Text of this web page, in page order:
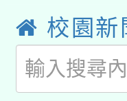
用水
動」
桃園
開 智
2026
校園新